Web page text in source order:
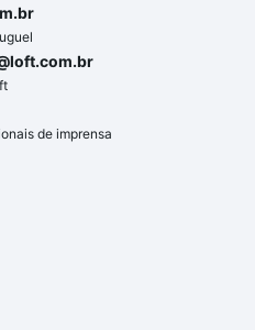
de imprensa